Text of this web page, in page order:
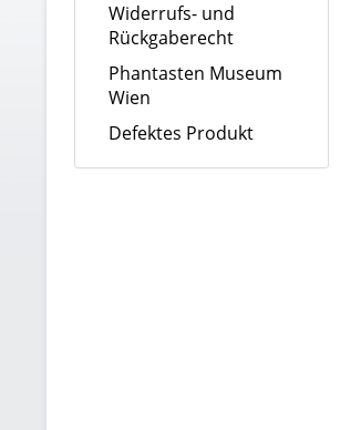
Widerrufs- und
Rückgaberecht
Phantasten Museum
Wien
Defektes Produkt